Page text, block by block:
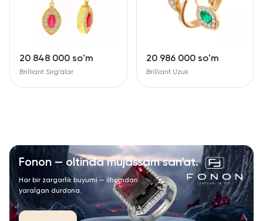
20 848 000 so'm
Brilliant Sirg‘alar
20 986 000 so'm
Brilliant Uzuk
Fonon — oltinda mujassam san’at.
Har bir zargarlik buyumi — ilhomdan
yaralgan durdona.